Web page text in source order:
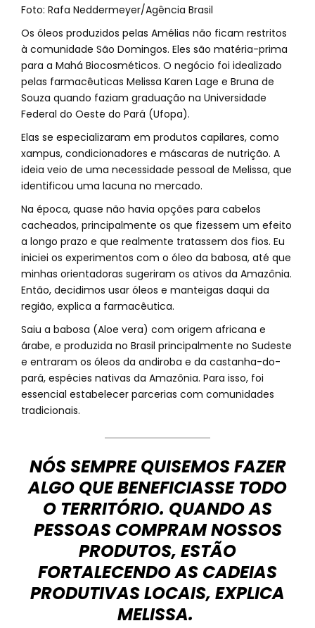
Os óleos produzidos pelas Amélias não ficam restritos
à comunidade São Domingos. Eles são matéria-prima
para a Mahá Biocosméticos. O negócio foi idealizado
pelas farmacêuticas Melissa Karen Lage e Bruna de
Souza quando faziam graduação na Universidade
Federal do Oeste do Pará (Ufopa).
Elas se especializaram em produtos capilares, como
xampus, condicionadores e máscaras de nutrição. A
ideia veio de uma necessidade pessoal de Melissa, que
identificou uma lacuna no mercado.
Na época, quase não havia opções para cabelos
cacheados, principalmente os que fizessem um efeito
a longo prazo e que realmente tratassem dos fios. Eu
iniciei os experimentos com o óleo da babosa, até que
minhas orientadoras sugeriram os ativos da Amazônia.
Então, decidimos usar óleos e manteigas daqui da
região, explica a farmacêutica.
Saiu a babosa (Aloe vera) com origem africana e
árabe, e produzida no Brasil principalmente no Sudeste
e entraram os óleos da andiroba e da castanha-do-
pará, espécies nativas da Amazônia. Para isso, foi
essencial estabelecer parcerias com comunidades
tradicionais.
NÓS SEMPRE QUISEMOS FAZER
ALGO QUE BENEFICIASSE TODO
O TERRITÓRIO. QUANDO AS
PESSOAS COMPRAM NOSSOS
PRODUTOS, ESTÃO
FORTALECENDO AS CADEIAS
PRODUTIVAS LOCAIS, EXPLICA
MELISSA.